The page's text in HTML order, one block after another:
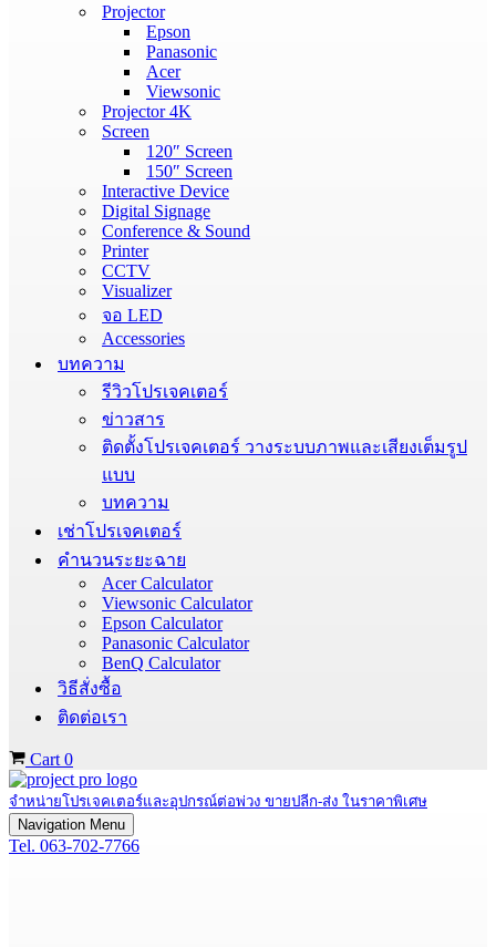
Projector
Epson
Panasonic
Acer
Viewsonic
Projector 4K
Screen
120″ Screen
150″ Screen
Interactive Device
Digital Signage
Conference & Sound
Printer
CCTV
Visualizer
จอ LED
Accessories
บทความ
รีวิวโปรเจคเตอร์
ข่าวสาร
ติดตั้งโปรเจคเตอร์ วางระบบภาพและเสียงเต็มรูป
แบบ
บทความ
เช่าโปรเจคเตอร์
คำนวนระยะฉาย
Acer Calculator
Viewsonic Calculator
Epson Calculator
Panasonic Calculator
BenQ Calculator
วิธีสั่งซื้อ
ติดต่อเรา
Cart 0
จำหน่ายโปรเจคเตอร์และอุปกรณ์ต่อพ่วง ขายปลีก-ส่ง ในราคาพิเศษ
Navigation Menu
Tel. 063-702-7766